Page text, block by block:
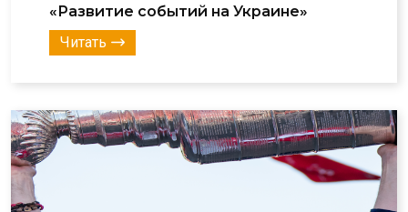
«Развитие событий на Украине»
Читать